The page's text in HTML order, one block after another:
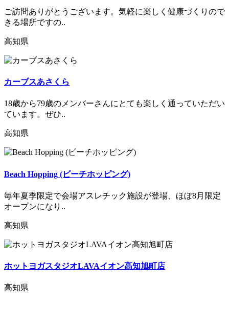
ご訪問ありがとうございます。気軽に楽しく健康づくりので
きる場所ですの..
高知県
カーブスあさくら
18歳から79歳のメンバーさんにとても楽しく通っていただい
ています。ぜひ..
高知県
Beach Hopping (ビーチホッピング)
毎年夏季限定で会場アスレチック施設が登場、ほぼ8月限定
オープンになり..
高知県
ホットヨガスタジオLAVAイオン高知旭町店
高知県